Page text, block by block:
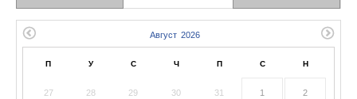
П У С Ч П С Н
27 28 29 30 31 1 2